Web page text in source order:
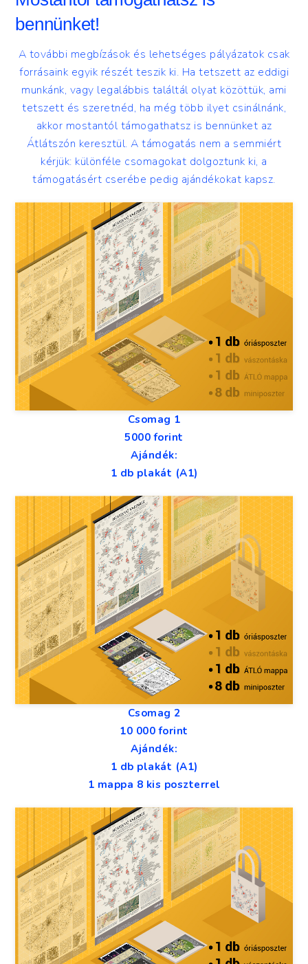
bennünket!
A további megbízások és lehetséges pályázatok csak
forrásaink egyik részét teszik ki. Ha tetszett az eddigi
munkánk, vagy legalábbis találtál olyat közöttük, ami
tetszett és szeretnéd, ha még több ilyet csinálnánk,
akkor mostantól támogathatsz is bennünket az
Átlátszón keresztül. A támogatás nem a semmiért
kérjük: különféle csomagokat dolgoztunk ki, a
támogatásért cserébe pedig ajándékokat kapsz.
Csomag 1
5000 forint
Ajándék:
1 db plakát (A1)
Csomag 2
10 000 forint
Ajándék:
1 db plakát (A1)
1 mappa 8 kis poszterrel